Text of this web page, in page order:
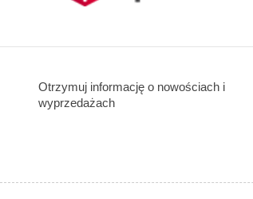
Otrzymuj informację o nowościach i
wyprzedażach